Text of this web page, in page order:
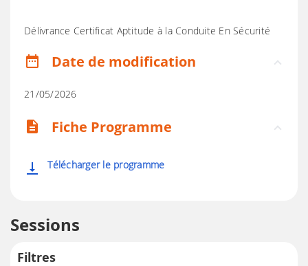
Délivrance Certificat Aptitude à la Conduite En Sécurité
date_range Date de modification
21/05/2026
description Fiche Programme
vertical_align_bottom Télécharger le programme
Sessions
Filtres